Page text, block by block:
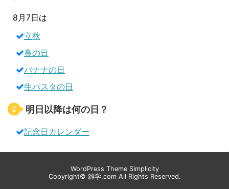
8月7日は
立秋
鼻の日
バナナの日
生パスタの日
明日以降は何の日？
記念日カレンダー
WordPress Theme Simplicity
Copyright© 雑学.comAll Rights Reserved.